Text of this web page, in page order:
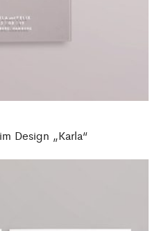
Design „Karla“